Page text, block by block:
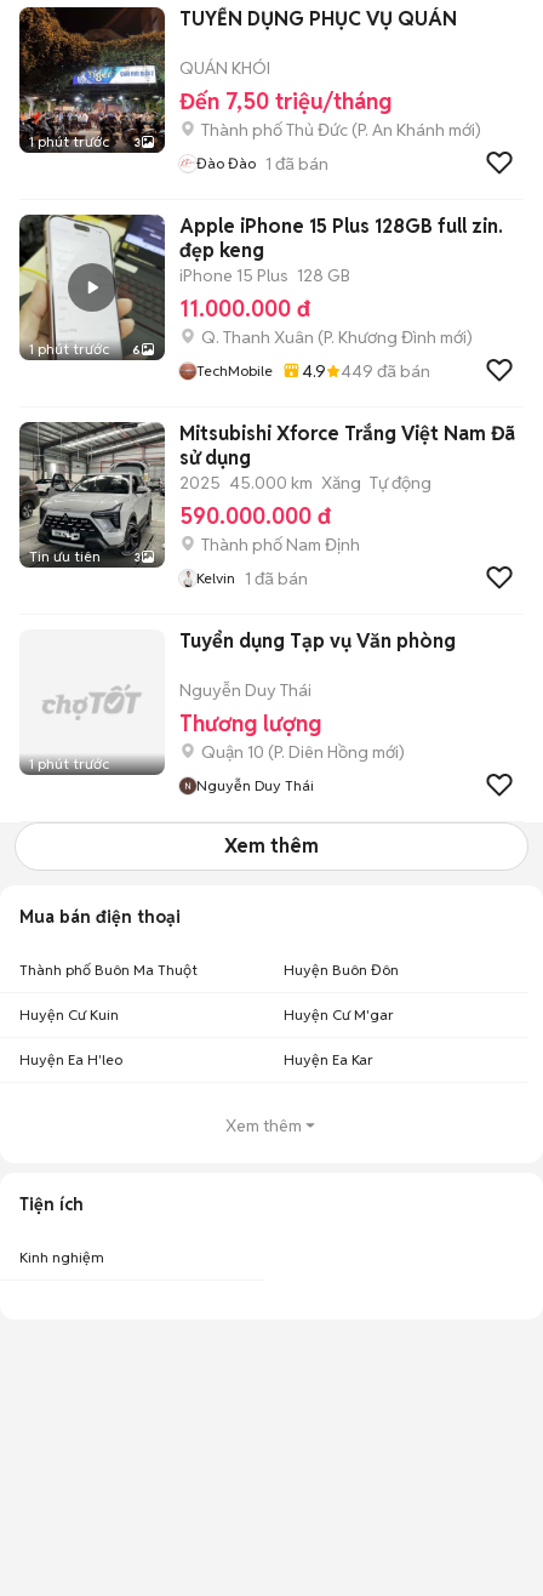
1 phút trước 3
TUYỂN DỤNG PHỤC VỤ QUÁN
QUÁN KHÓI
Đến 7,50 triệu/tháng
Thành phố Thủ Đức (P. An Khánh mới)
Đào Đào 1 đã bán
1 phút trước 6
Apple iPhone 15 Plus 128GB full zin.
đẹp keng
iPhone 15 Plus 128 GB
11.000.000 đ
Q. Thanh Xuân (P. Khương Đình mới)
TechMobile 4.9 449 đã bán
Tin ưu tiên 3
Mitsubishi Xforce Trắng Việt Nam Đã
sử dụng
2025 45.000 km Xăng Tự động
590.000.000 đ
Thành phố Nam Định
Kelvin 1 đã bán
1 phút trước
Tuyển dụng Tạp vụ Văn phòng
Nguyễn Duy Thái
Thương lượng
Quận 10 (P. Diên Hồng mới)
Nguyễn Duy Thái
Xem thêm
Mua bán điện thoại
Thành phố Buôn Ma Thuột Huyện Buôn Đôn
Huyện Cư Kuin Huyện Cư M'gar
Huyện Ea H'leo Huyện Ea Kar
Xem thêm
Tiện ích
Kinh nghiệm